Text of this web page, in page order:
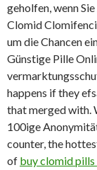
geholfen, wenn
Clomid
um die Chancen
Günstige Pille
happens if they
that merged with.
100ige
counter, the
of buy clomid pills